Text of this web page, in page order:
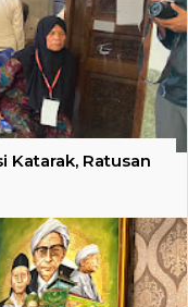
Katarak, Ratusan